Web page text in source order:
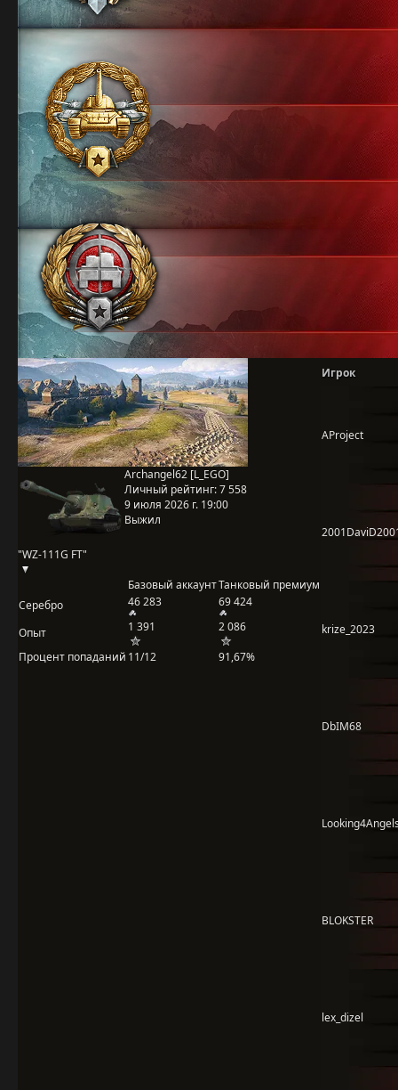
"WZ-111G FT"
Archangel62 [L_EGO]
Личный рейтинг:7 558
9 июля 2026 г. 19:00
Выжил
Базовый аккаунтТанковый премиум
Серебро
46 283 69 424
Опыт 1 391
2 086
Процент попаданий 11/12 91,67%
Игрок
AProject
krize_2023
DbIM68
BLOKSTER
lex_dizel